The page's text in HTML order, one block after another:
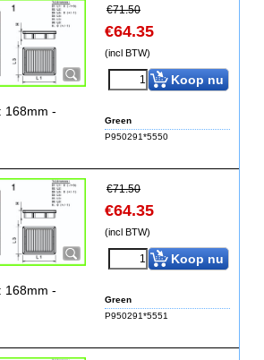
€71.50
€64.35
(incl BTW)
Koop nu
Green
P950291*5550
168mm -
€71.50
€64.35
(incl BTW)
Koop nu
Green
P950291*5551
168mm -